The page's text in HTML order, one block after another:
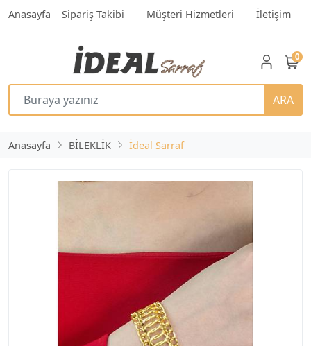
Anasayfa Sipariş Takibi Müşteri Hizmetleri İletişim
ARA
0
Anasayfa BİLEKLİK İdeal Sarraf